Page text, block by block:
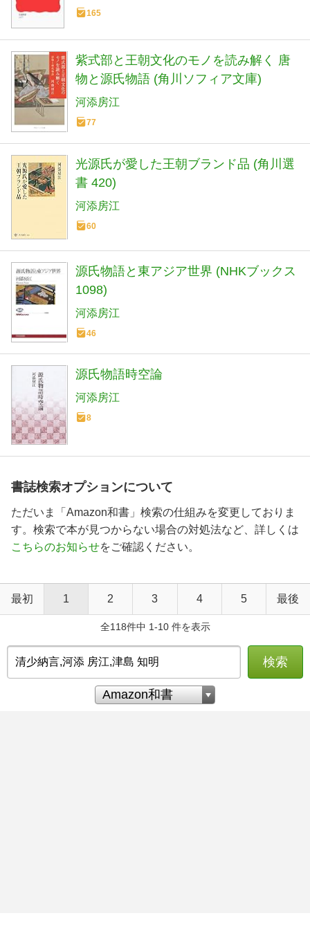
165
紫式部と王朝文化のモノを読み解く 唐
物と源氏物語 (角川ソフィア文庫)
河添房江
77
光源氏が愛した王朝ブランド品 (角川選
書 420)
河添房江
60
源氏物語と東アジア世界 (NHKブックス
1098)
河添房江
46
源氏物語時空論
河添房江
8
書誌検索オプションについて
ただいま「Amazon和書」検索の仕組みを変更しておりま
す。検索で本が見つからない場合の対処法など、詳しくは
こちらのお知らせをご確認ください。
最初 1 2 3 4 5 最後
全118件中 1-10 件を表示
検索